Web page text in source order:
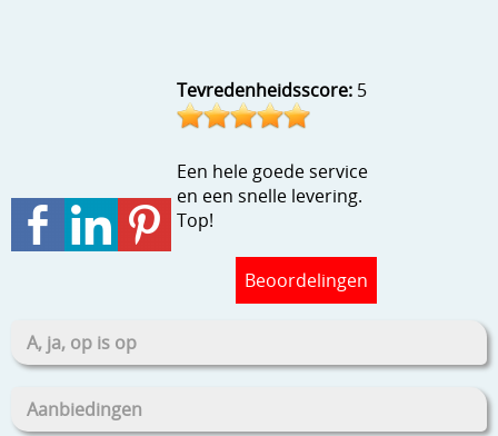
Tevredenheidsscore: 5
Een hele goede service
en een snelle levering.
Top!
Beoordelingen
A, ja, op is op
Aanbiedingen